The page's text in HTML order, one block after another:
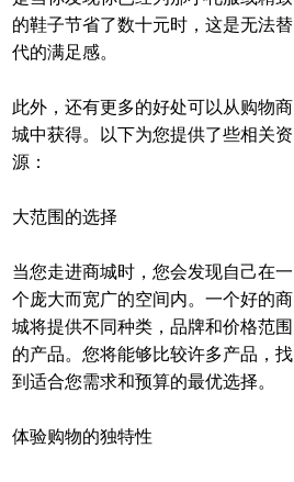
的鞋子节省了数十元时，这是无法替
代的满足感。
此外，还有更多的好处可以从购物商
城中获得。以下为您提供了些相关资
源：
大范围的选择
当您走进商城时，您会发现自己在一
个庞大而宽广的空间内。一个好的商
城将提供不同种类，品牌和价格范围
的产品。您将能够比较许多产品，找
到适合您需求和预算的最优选择。
体验购物的独特性